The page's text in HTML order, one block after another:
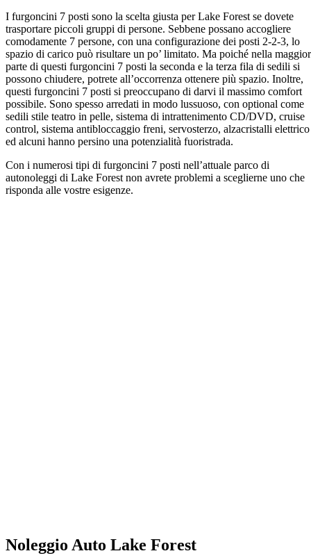
I furgoncini 7 posti sono la scelta giusta per Lake Forest se dovete
trasportare piccoli gruppi di persone. Sebbene possano accogliere
comodamente 7 persone, con una configurazione dei posti 2-2-3, lo
spazio di carico può risultare un po’ limitato. Ma poiché nella maggior
parte di questi furgoncini 7 posti la seconda e la terza fila di sedili si
possono chiudere, potrete all’occorrenza ottenere più spazio. Inoltre,
questi furgoncini 7 posti si preoccupano di darvi il massimo comfort
possibile. Sono spesso arredati in modo lussuoso, con optional come
sedili stile teatro in pelle, sistema di intrattenimento CD/DVD, cruise
control, sistema antibloccaggio freni, servosterzo, alzacristalli elettrico
ed alcuni hanno persino una potenzialità fuoristrada.
Con i numerosi tipi di furgoncini 7 posti nell’attuale parco di
autonoleggi di Lake Forest non avrete problemi a sceglierne uno che
risponda alle vostre esigenze.
Noleggio Auto Lake Forest